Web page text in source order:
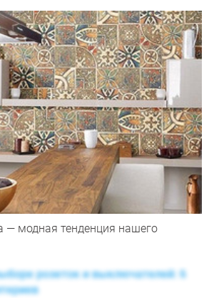
— модная тенденция нашего